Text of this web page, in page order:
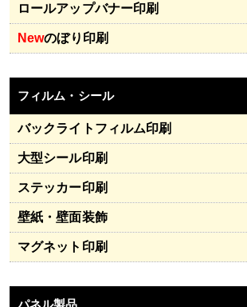
ロールアップバナー印刷
Newのぼり印刷
フィルム・シール
バックライトフィルム印刷
大型シール印刷
ステッカー印刷
壁紙・壁面装飾
マグネット印刷
パネル製品